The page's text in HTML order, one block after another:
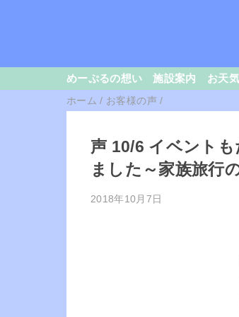
めーぷるの想い 施設案内 お天気
ホーム / お客様の声 /
声 10/6 イベント
ました～家族旅行
2018年10月7日